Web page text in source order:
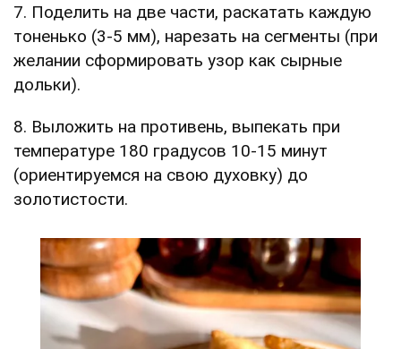
7. Поделить на две части, раскатать каждую
тоненько (3-5 мм), нарезать на сегменты (при
желании сформировать узор как сырные
дольки).
8. Выложить на противень, выпекать при
температуре 180 градусов 10-15 минут
(ориентируемся на свою духовку) до
золотистости.